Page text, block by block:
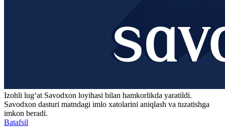
Izohli lugʻat Savodxon loyihasi bilan hamkorlikda yaratildi.
Savodxon dasturi matndagi imlo xatolarini aniqlash va tuzatishga
imkon beradi.
Batafsil